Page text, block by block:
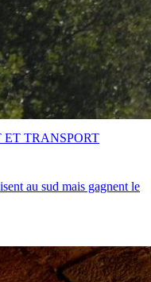
au sud mais gagnent le
TRANSPORT